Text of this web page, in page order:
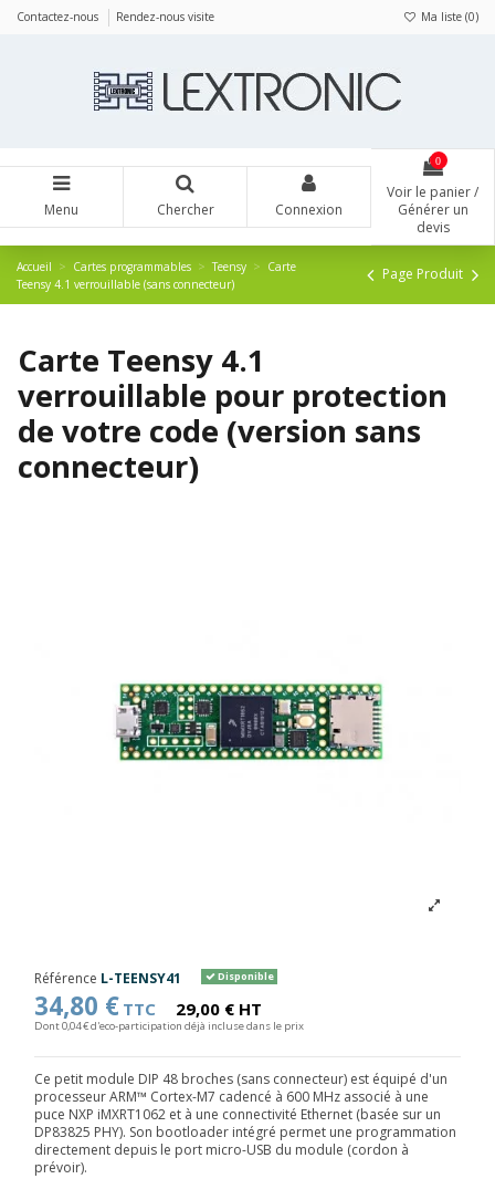
Contactez-nous Rendez-nous visite Ma liste (0)
Menu Chercher Connexion
0
Voir le panier /
Générer un
devis
Accueil Cartes programmables Teensy
Carte
Teensy 4.1 verrouillable (sans connecteur)
Page Produit
Carte Teensy 4.1
verrouillable pour protection
de votre code (version sans
connecteur)
Référence L-TEENSY41 Disponible
34,80 € TTC 29,00 € HT
Dont 0,04 € d'eco-participation déjà incluse dans le prix
Ce petit module DIP 48 broches (sans connecteur) est équipé d'un
processeur ARM™ Cortex-M7 cadencé à 600 MHz associé à une
puce NXP iMXRT1062 et à une connectivité Ethernet (basée sur un
DP83825 PHY). Son bootloader intégré permet une programmation
directement depuis le port micro-USB du module (cordon à
prévoir).
Panneau de gestion des cookies